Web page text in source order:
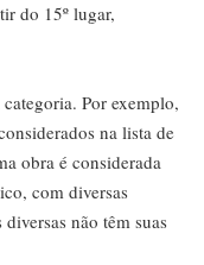
do 15º lugar,
Por exemplo,
na lista de
obra é considerada
com diversas
não têm suas